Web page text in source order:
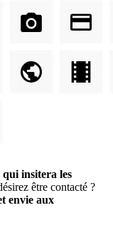
qui insitera les
être contacté ?
envie aux